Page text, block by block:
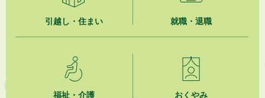
2026年8月3日
【参加者募集】プロ棋士から学ぼう！はじめての将棋教室
引越し・住まい 就職・退職
福祉・介護 おくやみ